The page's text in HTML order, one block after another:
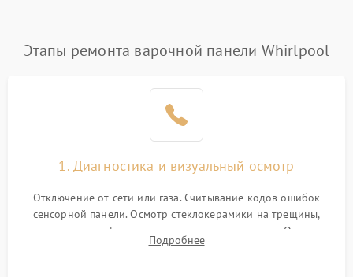
Этапы ремонта варочной панели Whirlpool
1. Диагностика и визуальный осмотр
Отключение от сети или газа. Считывание кодов ошибок
сенсорной панели. Осмотр стеклокерамики на трещины,
проверка конфорок на равномерность нагрева. Опрос
клиента о симптомах (не включается, не видит посуду,
Подробнее